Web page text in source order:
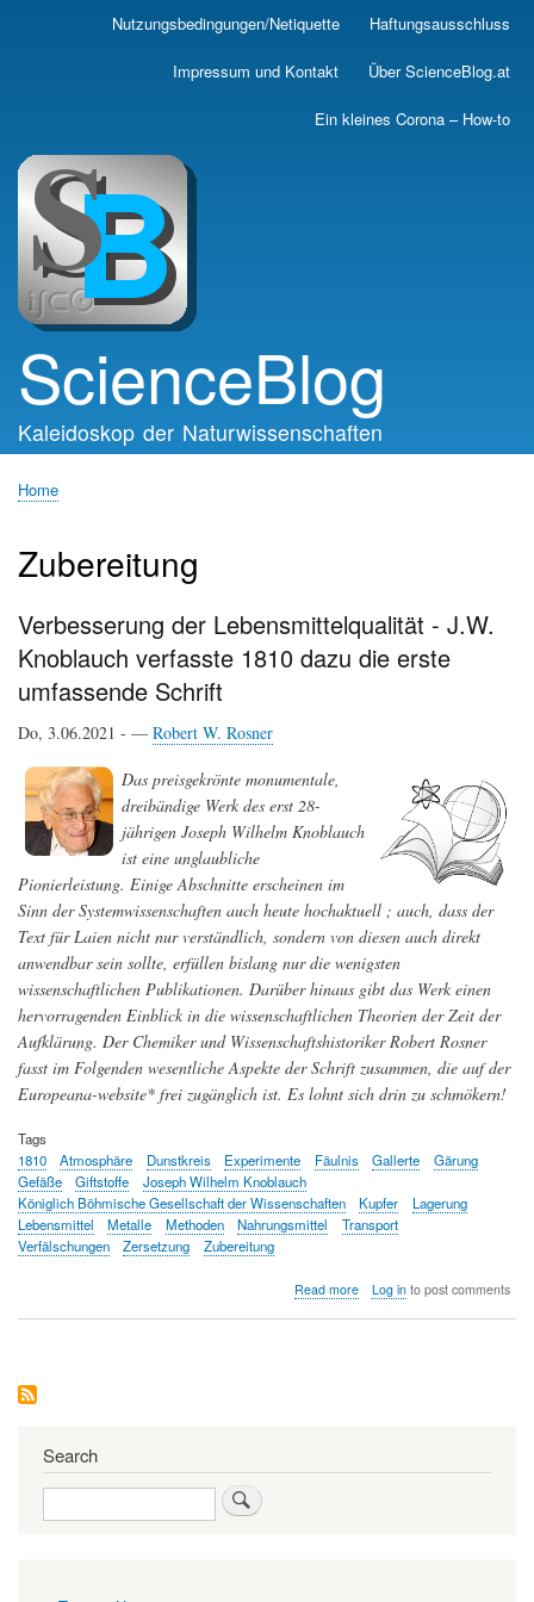
Skip
main
Nutzungsbedingungen/Netiquette Haftungsausschluss
Impressum und Kontakt Über ScienceBlog.at
Ein kleines Corona – How-to
ScienceBlog
Kaleidoskop der Naturwissenschaften
Home
Zubereitung
Verbesserung der Lebensmittelqualität - J.W.
Knoblauch verfasste 1810 dazu die erste
umfassende Schrift
Do, 3.06.2021 - — Robert W. Rosner
Das preisgekrönte monumentale,
dreibändige Werk des erst 28-
jährigen Joseph Wilhelm Knoblauch
ist eine unglaubliche
Pionierleistung. Einige Abschnitte erscheinen im
Sinn der Systemwissenschaften auch heute hochaktuell ; auch, dass der
Text für Laien nicht nur verständlich, sondern von diesen auch direkt
anwendbar sein sollte, erfüllen bislang nur die wenigsten
wissenschaftlichen Publikationen. Darüber hinaus gibt das Werk einen
hervorragenden Einblick in die wissenschaftlichen Theorien der Zeit der
Aufklärung. Der Chemiker und Wissenschaftshistoriker Robert Rosner
fasst im Folgenden wesentliche Aspekte der Schrift zusammen, die auf der
Europeana-website* frei zugänglich ist. Es lohnt sich drin zu schmökern!
Tags
1810
Atmosphäre Dunstkreis Experimente Fäulnis Gallerte
Gärung
Gefäße
Giftstoffe
Joseph Wilhelm Knoblauch
Königlich Böhmische Gesellschaft der Wissenschaften
Kupfer
Lagerung
Lebensmittel
Metalle Methoden Nahrungsmittel
Transport
Verfälschungen
Zersetzung Zubereitung
Read moreabout
dazu
Log into post comments
Search
Search